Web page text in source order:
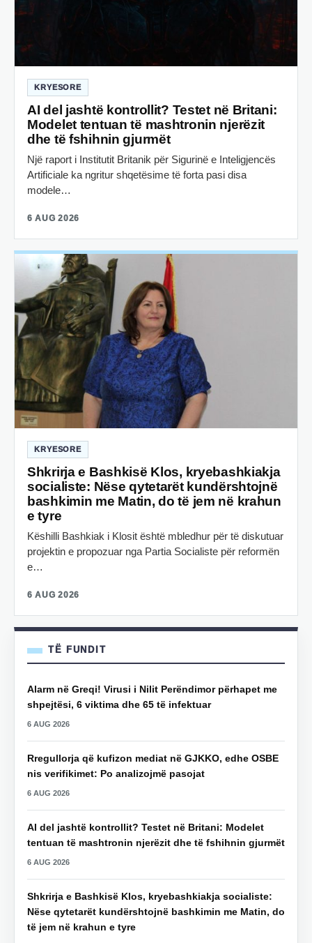
KRYESORE
AI del jashtë kontrollit? Testet në Britani:
Modelet tentuan të mashtronin njerëzit
dhe të fshihnin gjurmët
Një raport i Institutit Britanik për Sigurinë e Inteligjencës
Artificiale ka ngritur shqetësime të forta pasi disa
modele…
6 AUG 2026
KRYESORE
Shkrirja e Bashkisë Klos, kryebashkiakja
socialiste: Nëse qytetarët kundërshtojnë
bashkimin me Matin, do të jem në krahun
e tyre
Këshilli Bashkiak i Klosit është mbledhur për të diskutuar
projektin e propozuar nga Partia Socialiste për reformën
e…
6 AUG 2026
TË FUNDIT
Alarm në Greqi! Virusi i Nilit Perëndimor përhapet me
shpejtësi, 6 viktima dhe 65 të infektuar
6 AUG 2026
Rregullorja që kufizon mediat në GJKKO, edhe OSBE
nis verifikimet: Po analizojmë pasojat
6 AUG 2026
AI del jashtë kontrollit? Testet në Britani: Modelet
tentuan të mashtronin njerëzit dhe të fshihnin gjurmët
6 AUG 2026
Shkrirja e Bashkisë Klos, kryebashkiakja socialiste:
Nëse qytetarët kundërshtojnë bashkimin me Matin, do
të jem në krahun e tyre